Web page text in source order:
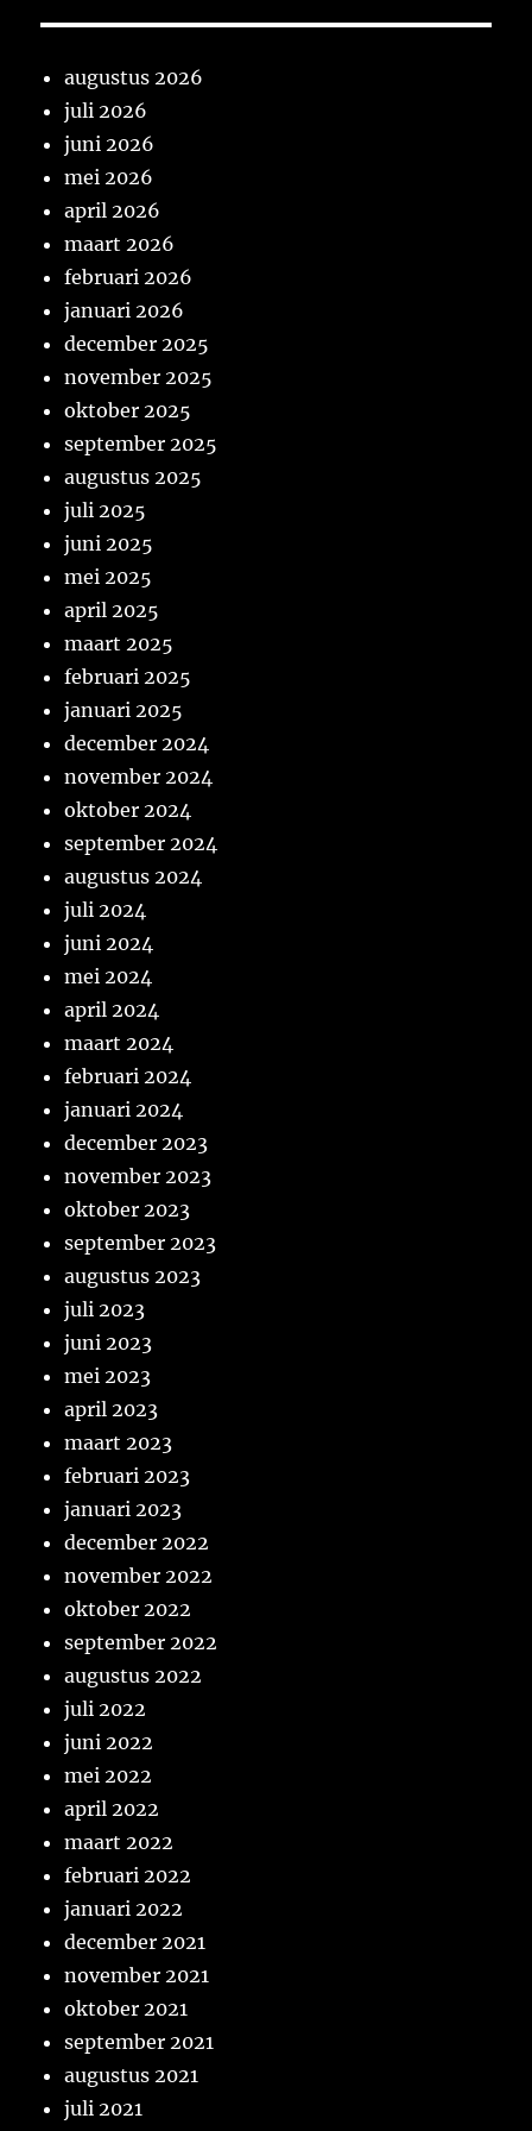
augustus 2026
juli 2026
juni 2026
mei 2026
april 2026
maart 2026
februari 2026
januari 2026
december 2025
november 2025
oktober 2025
september 2025
augustus 2025
juli 2025
juni 2025
mei 2025
april 2025
maart 2025
februari 2025
januari 2025
december 2024
november 2024
oktober 2024
september 2024
augustus 2024
juli 2024
juni 2024
mei 2024
april 2024
maart 2024
februari 2024
januari 2024
december 2023
november 2023
oktober 2023
september 2023
augustus 2023
juli 2023
juni 2023
mei 2023
april 2023
maart 2023
februari 2023
januari 2023
december 2022
november 2022
oktober 2022
september 2022
augustus 2022
juli 2022
juni 2022
mei 2022
april 2022
maart 2022
februari 2022
januari 2022
december 2021
november 2021
oktober 2021
september 2021
augustus 2021
juli 2021